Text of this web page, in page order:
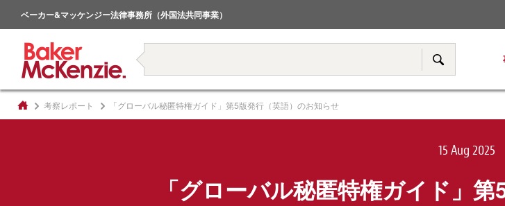
ベーカー&マッケンジー法律事務所（外国法共同事業）
サイト内検
著書
考察レポート 「グローバル秘匿特権ガイド」第5版発行（英語）のお知らせ
15 Aug 2025
「グローバル秘匿特権ガイド」